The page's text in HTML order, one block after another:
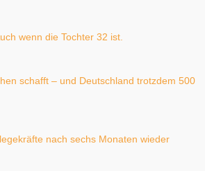
wenn die Tochter 32 ist.
schafft – und Deutschland trotzdem 500
nach sechs Monaten wieder